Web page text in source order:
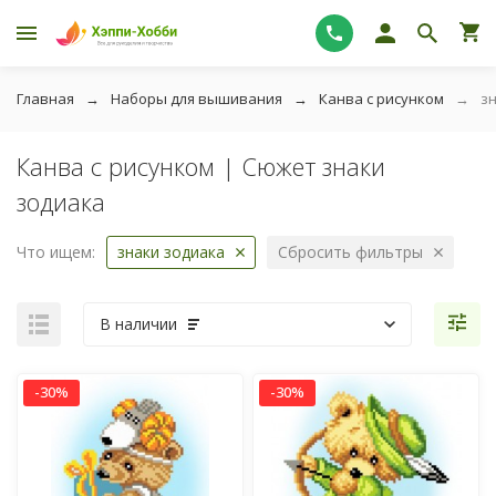
Главная Наборы для вышивания Канва с рисунком
Канва с рисунком | Сюжет знаки
зодиака
Что ищем: знаки зодиака Сбросить фильтры
В наличии
-30% -30%